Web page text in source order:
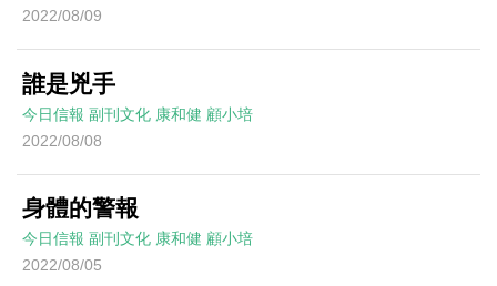
2022/08/09
誰是兇手
今日信報 副刊文化 康和健 顧小培
2022/08/08
身體的警報
今日信報 副刊文化 康和健 顧小培
2022/08/05